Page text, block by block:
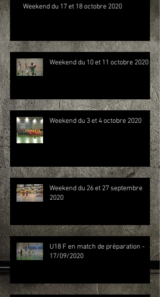
Weekend du 17 et 18 octobre 2020
Weekend du 10 et 11 octobre 2020
Weekend du 3 et 4 octobre 2020
Weekend du 26 et 27 septembre
2020
U18 F en match de préparation -
17/09/2020